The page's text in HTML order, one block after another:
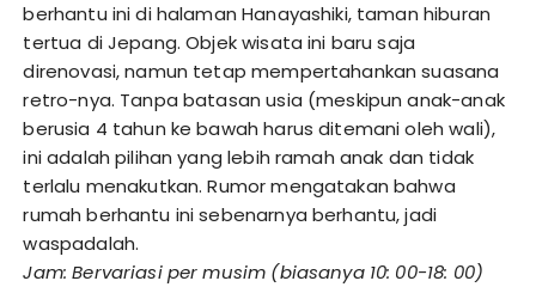
berhantu ini di halaman Hanayashiki, taman hiburan
tertua di Jepang. Objek wisata ini baru saja
direnovasi, namun tetap mempertahankan suasana
retro-nya. Tanpa batasan usia (meskipun anak-anak
berusia 4 tahun ke bawah harus ditemani oleh wali),
ini adalah pilihan yang lebih ramah anak dan tidak
terlalu menakutkan. Rumor mengatakan bahwa
rumah berhantu ini sebenarnya berhantu, jadi
waspadalah.
Jam: Bervariasi per musim (biasanya 10: 00-18: 00)